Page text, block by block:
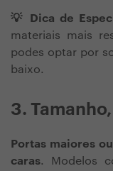
💡 Dica de
materiais mais
podes optar por
baixo.
3.
Portas maiores
caras. Modelos